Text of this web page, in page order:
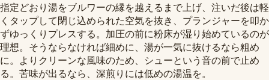
指定どおり湯をブルワーの縁を越えるまで上げ、注いだ後は軽
くタップして閉じ込められた空気を抜き、プランジャーを叩か
ずゆっくりプレスする。加圧の前に粉床が湿り始めているのが
理想。そうならなければ細めに、湯が一気に抜けるなら粗め
に。よりクリーンな風味のため、シューという音の前で止め
る。苦味が出るなら、深煎りには低めの湯温を。